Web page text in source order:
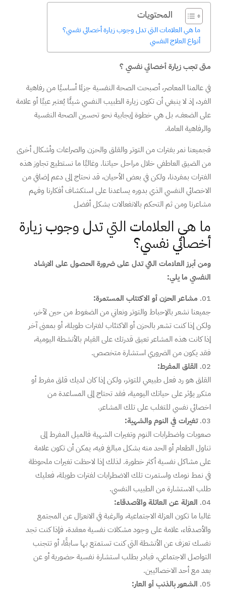
المحتويات
ما هي العلامات التي تدل وجوب زيارة أخصائي نفسي؟
أنواع العلاج النفسي
متى تجب زيارة أخصائي نفسي ؟
في عالمنا المعاصر، أصبحت الصحة النفسية جزءًا أساسيًا من رفاهية
الفرد، إذ لا ينبغي أن تكون زيارة الطبيب النفسي شيئًا يُعتبر عيبًا أو علامة
على الضعف، بل هي خطوة إيجابية نحو تحسين الصحة النفسية
والرفاهية العامة.
فجميعنا نمر بفترات من التوتر والقلق والحزن والصراعات وأشكال أخرى
من الضيق العاطفي خلال مراحل حياتنا. وغالبًا ما نستطيع تجاوز هذه
الفترات بمفردنا، ولكن في بعض الأحيان، قد نحتاج إلى دعم إضافي من
الاخصائي النفسي الذي بدوره يساعدنا على استكشاف أفكارنا وفهم
مشاعرنا ومن ثم التحكم بالانفعالات بشكل أفضل
ما هي العلامات التي تدل وجوب زيارة
أخصائي نفسي؟
ومن أبرز العلامات التي تدل على ضرورة الحصول على الارشاد
النفسي ما يلي:
مشاعر الحزن أو الاكتئاب المستمرة:
جميعنا نشعر بالإحباط والتوتر ونعاني من الضغوط من حين لآخر،
ولكن إذا كنت تشعر بالحزن أو الاكتئاب لفترات طويلة، أو بمعنى آخر
إذا كانت هذه المشاعر تعيق قدرتك على القيام بالأنشطة اليومية،
فقد يكون من الضروري استشارة متخصص.
القلق المفرط:
القلق هو رد فعل طبيعي للتوتر، ولكن إذا كان لديك قلق مفرط أو
متكرر يؤثر على حياتك اليومية، فقد تحتاج إلى المساعدة من
اخصائي نفسي للتغلب على تلك المشاعر.
تغيرات في النوم والشهية:
صعوبات واضطرابات النوم وتغيرات الشهية فالميل المفرط إلى
تناول الطعام أو الحد منه بشكل مبالغ فيه، يمكن أن تكون علامة
على مشاكل نفسية أكثر خطورة. لذلك إذا لاحظت تغيرات ملحوظة
في نمط نومك واستمرت تلك الاضطرابات لفترات طويلة، فعليك
طلب الاستشارة من الطبيب النفسي.
العزلة عن العائلة والأصدقاء:
غالبا ما تكون العزلة الاجتماعية، والرغبة في الانعزال عن المجتمع
والأصدقاء، علامة على وجود مشكلات نفسية معقدة، فإذا كنت تجد
نفسك تعزف عن الأنشطة التي كنت تستمتع بها سابقًا، أو تتجنب
التواصل الاجتماعي، فبادر بطلب استشارة نفسية حضورية أو عن
بعد مع أحد الاخصائيين.
الشعور بالذنب أو العار: